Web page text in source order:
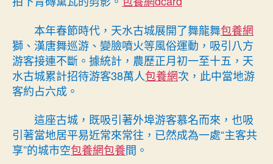
包
養
心
得：
“主
享”
的
本年春節時代，天水古城展開了舞龍舞包養網
獅、漢唐舞巡游、變臉噴火等風俗運動，吸引八方
游客接連不斷。據統計，農歷正月初一至十五，天
水古城累計招待游客38萬人包養網次，此中當地游
客約占六成。
這座古城，既吸引著外埠游客慕名而來，也吸
引著當地居平易近常來常往，已然成為一處“主客共
享”的城市空包養網包養間。